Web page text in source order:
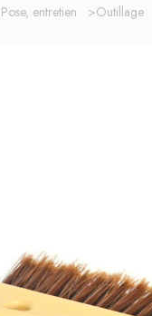
Pose, entretien >Outillage